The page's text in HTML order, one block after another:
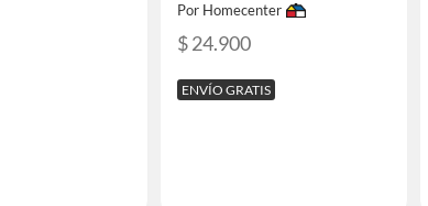
Por Homecenter
$ 24.900
ENVÍO GRATIS